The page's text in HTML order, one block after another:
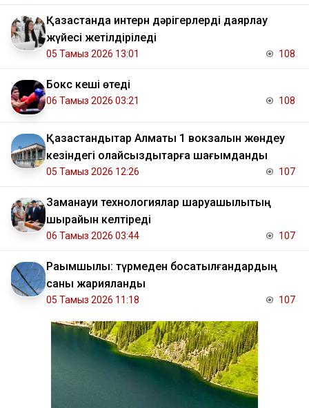
Қазақстанда интерн дәрігерлерді даярлау
жүйесі жетілдіріледі
05 Тамыз 2026 13:01 108
Бокс кеші өтеді
06 Тамыз 2026 03:21 108
Қазақстандықтар Алматы 1 вокзалын жөндеу
кезіндегі қолайсыздықтарға шағымданды
05 Тамыз 2026 12:26 107
Заманауи технологиялар шаруашылықтың
шырайын келтіреді
06 Тамыз 2026 03:44 107
Рақымшылық: түрмеден босатылғандардың
саны жарияланды
05 Тамыз 2026 11:18 107